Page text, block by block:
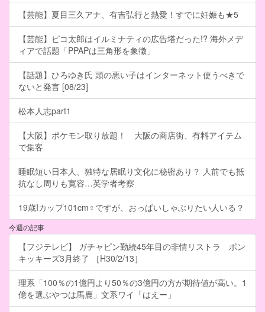
【芸能】夏目三久アナ、有吉弘行と熱愛！すでに妊娠も★5
【芸能】ピコ太郎はイルミナティの広告塔だった!? 海外メデ
ィアで話題「PPAPは三角形を象徴」
【話題】ひろゆき氏 頭の悪い子はインターネット使うべきで
ないと発言 [08/23]
松本人志part1
【大阪】ポケモン取り放題！ 大阪の商店街、有料アイテム
で集客
睡眠短い日本人、独特な居眠り文化に秘密あり？ 人前でも抵
抗なし周りも寛容…英学者考察
19歳Iカップ101cm♀ですが、おっぱいしゃぶりたい人いる？
今週の記事
【フジテレビ】 ガチャピン勤続45年目の非情リストラ ポン
キッキーズ3月終了 ［H30/2/13］
理系「100％の1億円より50％の3億円の方が期待値が高い。1
億を選ぶやつは馬鹿」文系ワイ「はえー」